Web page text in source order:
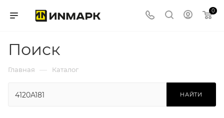
0
Поиск
Главная — Каталог
НАЙТИ